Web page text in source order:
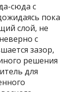
сюда с
пока
слой, не
с
зазор,
решения
для